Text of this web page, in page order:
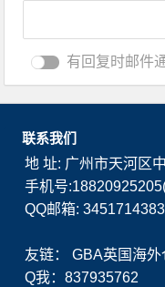
有回复时邮件
联系我们
地 址: 广州市天河区
手机号
QQ邮箱:
友链：GBA英国海外
Q我：837935762